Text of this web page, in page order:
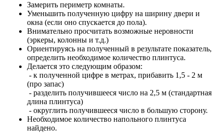
Замерить периметр комнаты.
Уменьшить полученную цифру на ширину двери и
окна (если оно спускается до пола).
Внимательно просчитать возможные неровности
(эркеры, колонны и т.д.)
Ориентируясь на полученный в результате показатель,
определить необходимое количество плинтуса.
Делается это следующим образом:
- к полученной цифре в метрах, прибавить 1,5 - 2 м
(про запас)
- разделить получившееся число на 2,5 м (стандартная
длина плинтуса)
- округлить получившееся число в большую сторону.
Необходимое количество напольного плинтуса
найдено.